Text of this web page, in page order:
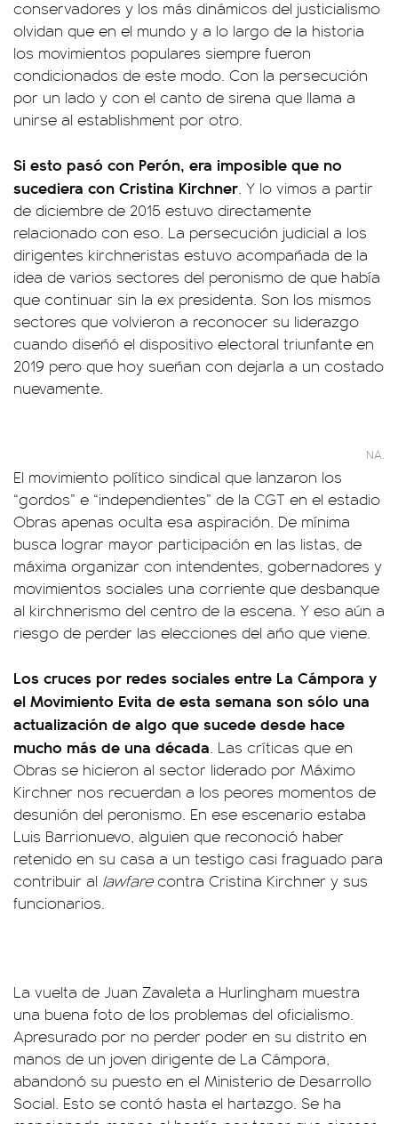
conservadores y los más dinámicos del justicialismo
olvidan que en el mundo y a lo largo de la historia
los movimientos populares siempre fueron
condicionados de este modo. Con la persecución
por un lado y con el canto de sirena que llama a
unirse al establishment por otro.
Si esto pasó con Perón, era imposible que no
sucediera con Cristina Kirchner. Y lo vimos a partir
de diciembre de 2015 estuvo directamente
relacionado con eso. La persecución judicial a los
dirigentes kirchneristas estuvo acompañada de la
idea de varios sectores del peronismo de que había
que continuar sin la ex presidenta. Son los mismos
sectores que volvieron a reconocer su liderazgo
cuando diseñó el dispositivo electoral triunfante en
2019 pero que hoy sueñan con dejarla a un costado
nuevamente.
NA.
El movimiento político sindical que lanzaron los
“gordos” e “independientes” de la CGT en el estadio
Obras apenas oculta esa aspiración. De mínima
busca lograr mayor participación en las listas, de
máxima organizar con intendentes, gobernadores y
movimientos sociales una corriente que desbanque
al kirchnerismo del centro de la escena. Y eso aún a
riesgo de perder las elecciones del año que viene.
Los cruces por redes sociales entre La Cámpora y
el Movimiento Evita de esta semana son sólo una
actualización de algo que sucede desde hace
mucho más de una década. Las críticas que en
Obras se hicieron al sector liderado por Máximo
Kirchner nos recuerdan a los peores momentos de
desunión del peronismo. En ese escenario estaba
Luis Barrionuevo, alguien que reconoció haber
retenido en su casa a un testigo casi fraguado para
contribuir al lawfarecontra Cristina Kirchner y sus
funcionarios.
La vuelta de Juan Zavaleta a Hurlingham muestra
una buena foto de los problemas del oficialismo.
Apresurado por no perder poder en su distrito en
manos de un joven dirigente de La Cámpora,
abandonó su puesto en el Ministerio de Desarrollo
Social. Esto se contó hasta el hartazgo. Se ha